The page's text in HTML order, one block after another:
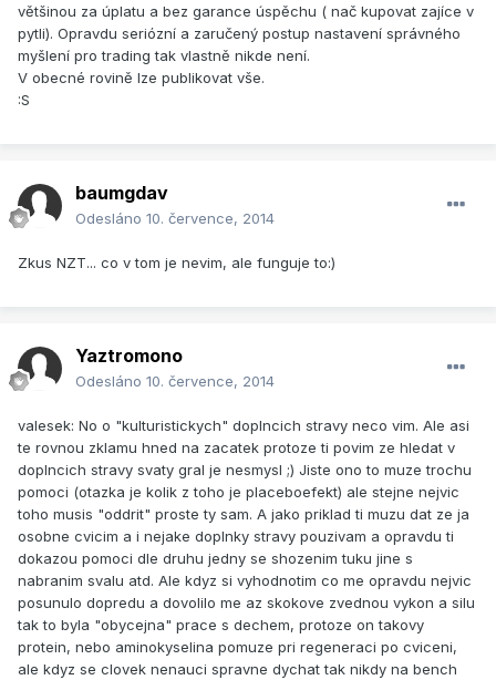
většinou za úplatu a bez garance úspěchu ( nač kupovat zajíce v
pytli). Opravdu seriózní a zaručený postup nastavení správného
myšlení pro trading tak vlastně nikde není.
V obecné rovině lze publikovat vše.
:S
baumgdav
Odesláno 10. července, 2014
Zkus NZT... co v tom je nevim, ale funguje to:)
Yaztromono
Odesláno 10. července, 2014
valesek: No o "kulturistickych" doplncich stravy neco vim. Ale asi
te rovnou zklamu hned na zacatek protoze ti povim ze hledat v
doplncich stravy svaty gral je nesmysl ;) Jiste ono to muze trochu
pomoci (otazka je kolik z toho je placeboefekt) ale stejne nejvic
toho musis "oddrit" proste ty sam. A jako priklad ti muzu dat ze ja
osobne cvicim a i nejake doplnky stravy pouzivam a opravdu ti
dokazou pomoci dle druhu jedny se shozenim tuku jine s
nabranim svalu atd. Ale kdyz si vyhodnotim co me opravdu nejvic
posunulo dopredu a dovolilo me az skokove zvednou vykon a silu
tak to byla "obycejna" prace s dechem, protoze on takovy
protein, nebo aminokyselina pomuze pri regeneraci po cviceni,
ale kdyz se clovek nenauci spravne dychat tak nikdy na bench